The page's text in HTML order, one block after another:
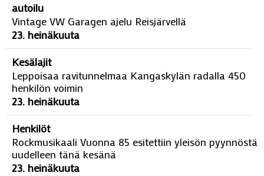
autoilu
Vintage VW Garagen ajelu Reisjärvellä
23. heinäkuuta
Kesälajit
Leppoisaa ravitunnelmaa Kangaskylän radalla 450
henkilön voimin
23. heinäkuuta
Henkilöt
Rockmusikaali Vuonna 85 esitettiin yleisön pyynnöstä
uudelleen tänä kesänä
23. heinäkuuta